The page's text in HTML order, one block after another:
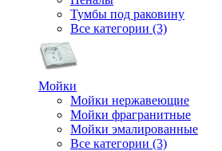
Тумбы под раковину
Все категории (3)
Мойки
Мойки нержавеющие
Мойки фрагранитные
Мойки эмалированные
Все категории (3)